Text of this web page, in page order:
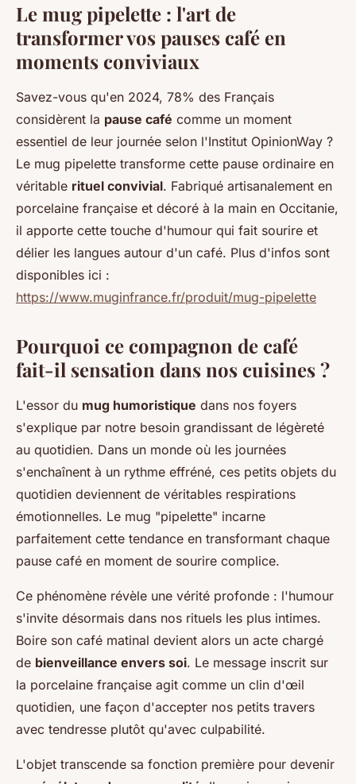
Le mug pipelette : l'art de
transformer vos pauses café en
moments conviviaux
Savez-vous qu'en 2024, 78% des Français
considèrent la pause café comme un moment
essentiel de leur journée selon l'Institut OpinionWay ?
Le mug pipelette transforme cette pause ordinaire en
véritable rituel convivial. Fabriqué artisanalement en
porcelaine française et décoré à la main en Occitanie,
il apporte cette touche d'humour qui fait sourire et
délier les langues autour d'un café. Plus d'infos sont
disponibles ici :
https://www.muginfrance.fr/produit/mug-pipelette
Pourquoi ce compagnon de café
fait-il sensation dans nos cuisines ?
L'essor du mug humoristique dans nos foyers
s'explique par notre besoin grandissant de légèreté
au quotidien. Dans un monde où les journées
s'enchaînent à un rythme effréné, ces petits objets du
quotidien deviennent de véritables respirations
émotionnelles. Le mug "pipelette" incarne
parfaitement cette tendance en transformant chaque
pause café en moment de sourire complice.
Ce phénomène révèle une vérité profonde : l'humour
s'invite désormais dans nos rituels les plus intimes.
Boire son café matinal devient alors un acte chargé
de bienveillance envers soi. Le message inscrit sur
la porcelaine française agit comme un clin d'œil
quotidien, une façon d'accepter nos petits travers
avec tendresse plutôt qu'avec culpabilité.
L'objet transcende sa fonction première pour devenir